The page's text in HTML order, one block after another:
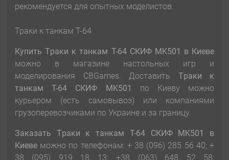
рекомендуется для опытных моделистов.
Траки к танкам Т-64
Купить Tраки к танкам Т-64 СКИФ MK501 в Киеве
можно в магазине настольных игр и
моделирования CBGames. Доставить Tраки к
танкам Т-64 СКИФ MK501 по Киеву можно
курьером (есть самовывоз) или компаниями
грузоперевозчиками по Украине и за границу.
Заказать Tраки к танкам Т-64 СКИФ MK501
в
Киеве можно по телефонам: + 38 (096) 285 56 40; +
38 (095) 919 18 13; +38 (063) 648 52 58;